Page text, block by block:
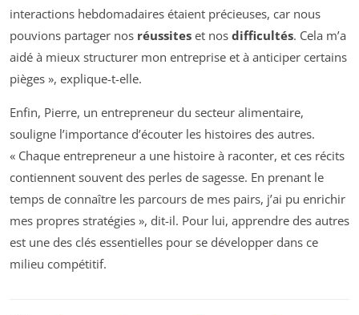
interactions hebdomadaires étaient précieuses, car nous
pouvions partager nos réussites et nos difficultés. Cela m’a
aidé à mieux structurer mon entreprise et à anticiper certains
pièges », explique-t-elle.
Enfin, Pierre, un entrepreneur du secteur alimentaire,
souligne l’importance d’écouter les histoires des autres.
« Chaque entrepreneur a une histoire à raconter, et ces récits
contiennent souvent des perles de sagesse. En prenant le
temps de connaître les parcours de mes pairs, j’ai pu enrichir
mes propres stratégies », dit-il. Pour lui, apprendre des autres
est une des clés essentielles pour se développer dans ce
milieu compétitif.